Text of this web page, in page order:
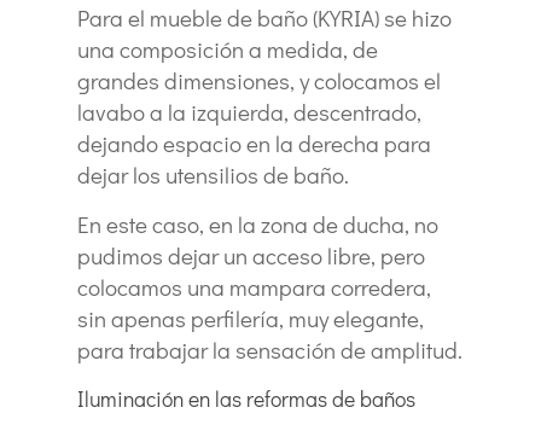
Para el mueble de baño (KYRIA) se hizo
una composición a medida, de
grandes dimensiones, y colocamos el
lavabo a la izquierda, descentrado,
dejando espacio en la derecha para
dejar los utensilios de baño.
En este caso, en la zona de ducha, no
pudimos dejar un acceso libre, pero
colocamos una mampara corredera,
sin apenas perfilería, muy elegante,
para trabajar la sensación de amplitud.
Iluminación en las reformas de baños